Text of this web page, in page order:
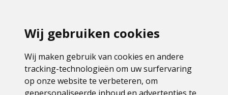
Wij gebruiken cookies
Wij maken gebruik van cookies en andere
tracking-technologieën om uw surfervaring
op onze website te verbeteren, om